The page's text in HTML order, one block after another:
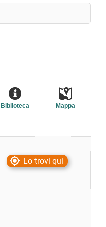
Mappa
Biblioteca
Lo trovi qui